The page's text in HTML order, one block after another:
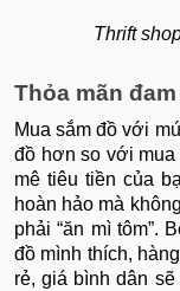
Thrift
Thỏa mãn
Mua sắm đồ với
đồ hơn so với
mê tiêu tiền của
hoàn hảo mà
phải “ăn mì tôm”.
đồ mình thích,
rẻ, giá bình dân